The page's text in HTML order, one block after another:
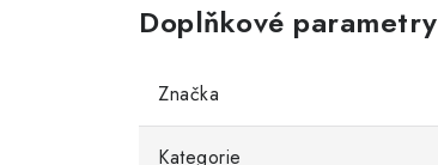
Doplňkové parametry
Značka
Kategorie